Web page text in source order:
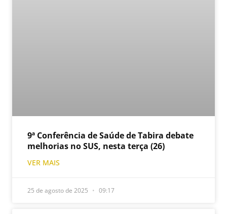
9ª Conferência de Saúde de Tabira debate
melhorias no SUS, nesta terça (26)
VER MAIS
25 de agosto de 2025 09:17